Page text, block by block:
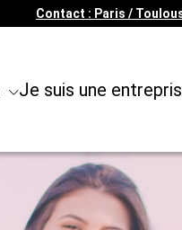
Contact : Paris /
Je suis une